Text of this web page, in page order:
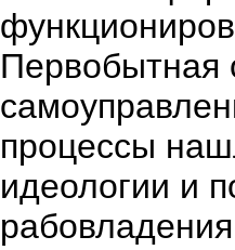
Первобытная
процессы
идеологии и